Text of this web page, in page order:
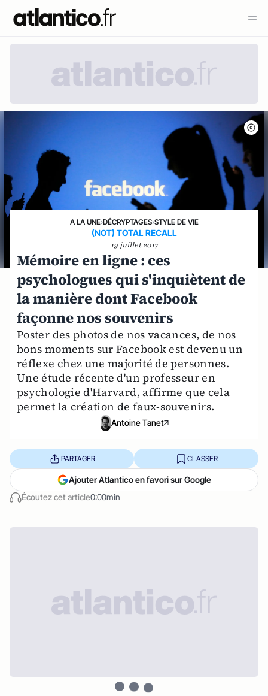
A LA UNE›DÉCRYPTAGES›STYLE DE VIE
(NOT) TOTAL RECALL
19 juillet 2017
Mémoire en ligne : ces
psychologues qui s'inquiètent de
la manière dont Facebook
façonne nos souvenirs
Poster des photos de nos vacances, de nos
bons moments sur Facebook est devenu un
réflexe chez une majorité de personnes.
Une étude récente d'un professeur en
psychologie d'Harvard, affirme que cela
permet la création de faux-souvenirs.
Antoine Tanet
Écoutez cet article0:00min
PARTAGER CLASSER
Ajouter Atlantico en favori sur Google